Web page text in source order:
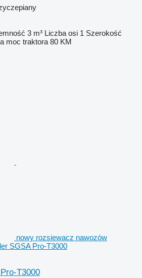
3 m³ Liczba osi 1 Szerokość
moc traktora 80 KM
nowy rozsiewacz nawozów
SGSA Pro-T3000
T3000